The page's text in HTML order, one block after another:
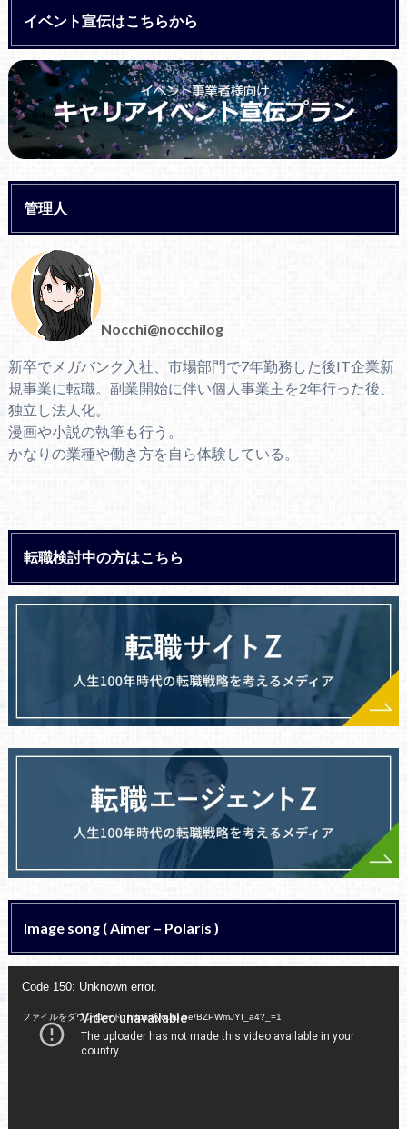
イベント宣伝はこちらから
管理人
Nocchi@nocchilog
新卒でメガバンク入社、市場部門で7年勤務した後IT企業新
規事業に転職。副業開始に伴い個人事業主を2年行った後、
独立し法人化。
漫画や小説の執筆も行う。
かなりの業種や働き方を自ら体験している。
転職検討中の方はこちら
Image song ( Aimer – Polaris )
Code 150: Unknown error.
ファイルをダウンロード: https://youtu.be/BZPWmJYI_a4?_=1